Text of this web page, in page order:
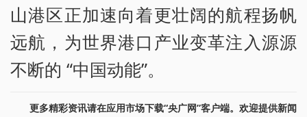
山港区正加速向着更壮阔的航程扬帆
远航，为世界港口产业变革注入源源
不断的 “中国动能”。
更多精彩资讯请在应用市场下载“央广网”客户端。欢迎提供新闻